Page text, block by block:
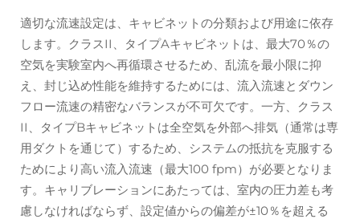
適切な流速設定は、キャビネットの分類および用途に依存
します。クラスII、タイプAキャビネットは、最大70％の
空気を実験室内へ再循環させるため、乱流を最小限に抑
え、封じ込め性能を維持するためには、流入流速とダウン
フロー流速の精密なバランスが不可欠です。一方、クラス
II、タイプBキャビネットは全空気を外部へ排気（通常は専
用ダクトを通じて）するため、システムの抵抗を克服する
ためにより高い流入流速（最大100 fpm）が必要となりま
す。キャリブレーションにあたっては、室内の圧力差も考
慮しなければならず、設定値からの偏差が±10％を超える